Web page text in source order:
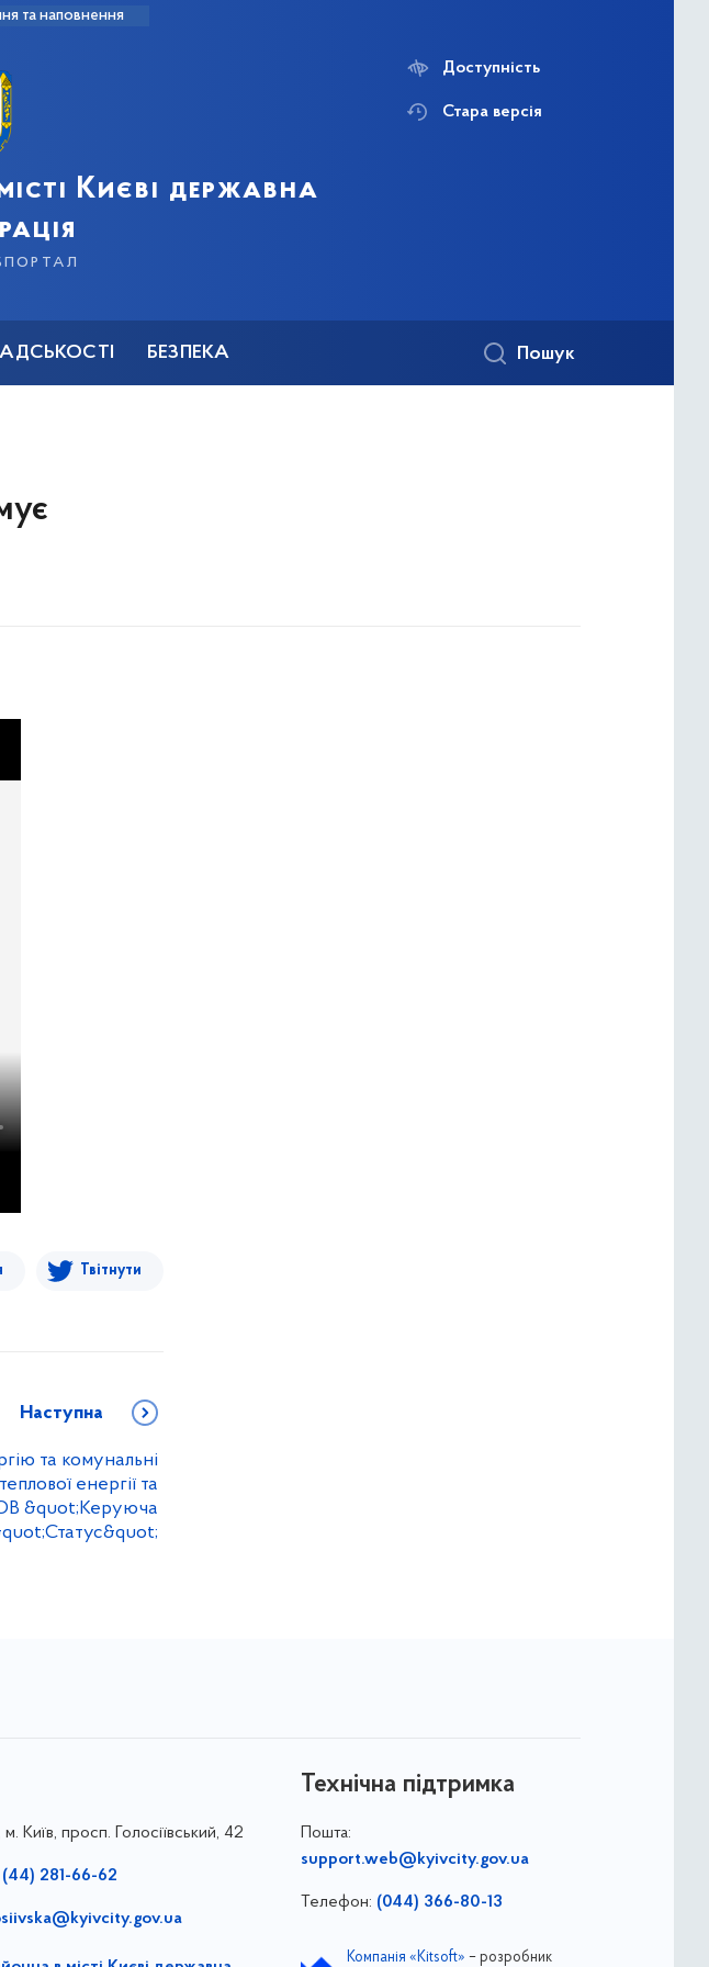
та наповнення
Києві державна
Доступність
Стара версія
БЕЗПЕКА Пошук
Твітнути
Наступна
та комунальні
енергії та
&quot;Керуюча
Київ, просп. Голосіївський, 42
(44) 281-66-62
Технічна підтримка
Пошта:
support.web@kyivcity.gov.ua
Телефон: (044) 366-80-13
Компанія «Kitsoft» – розробник